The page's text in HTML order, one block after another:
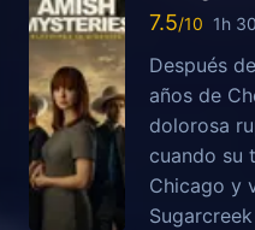
7.5 1h
Después
años de
dolorosa
cuando su
Chicago y
Sugarcreek